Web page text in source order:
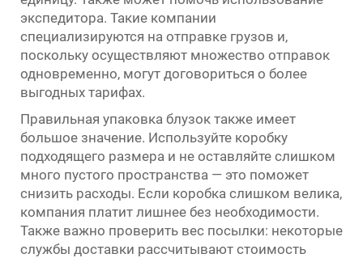
экспедитора. Такие компании
специализируются на отправке грузов и,
поскольку осуществляют множество отправок
одновременно, могут договориться о более
выгодных тарифах.
Правильная упаковка блузок также имеет
большое значение. Используйте коробку
подходящего размера и не оставляйте слишком
много пустого пространства — это поможет
снизить расходы. Если коробка слишком велика,
компания платит лишнее без необходимости.
Также важно проверить вес посылки: некоторые
службы доставки рассчитывают стоимость